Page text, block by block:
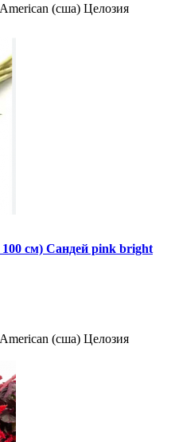
(сша) Целозия
100 см) Сандей pink bright
(сша) Целозия